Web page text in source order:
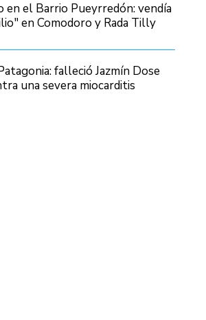
en el Barrio Pueyrredón: vendía
en Comodoro y Rada Tilly
falleció Jazmín Dose
una severa miocarditis